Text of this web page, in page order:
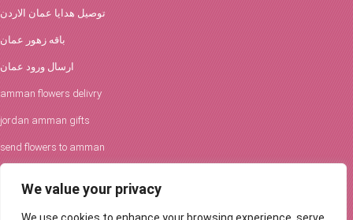
We value your privacy
توصيل هدايا عمان الاردن
باقه زهور عمان
ارسال ورود عمان
amman flowers delivry
jordan amman gifts
send flowers to amman
افكار الورود والحفلات
توصيل ورود عمان